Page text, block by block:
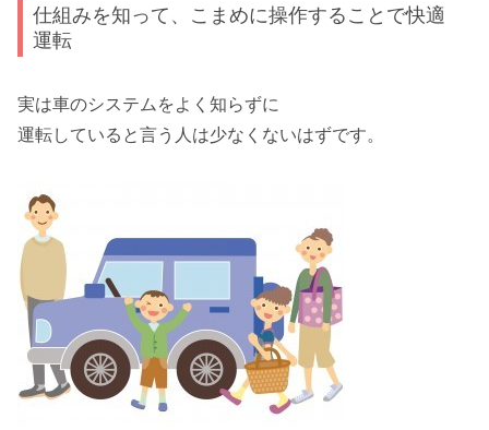
仕組みを知って、こまめに操作することで快適
運転
実は車のシステム をよく知らずに
運転していると言う人は少なくないはずです。